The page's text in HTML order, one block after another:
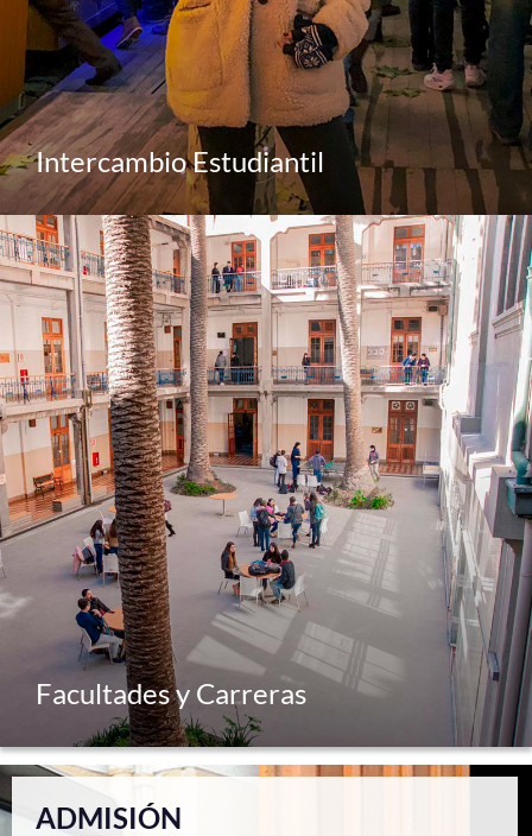
Intercambio Estudiantil
Facultades y Carreras
ADMISIÓN